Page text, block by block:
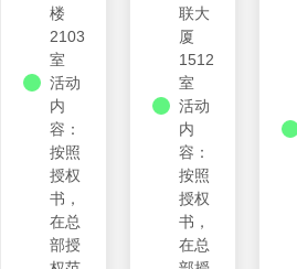
楼
2103
室
活动
内
容：
按照
授权
书，
在总
部授
联大
厦
1512
室
活动
内
容：
按照
授权
书，
在总